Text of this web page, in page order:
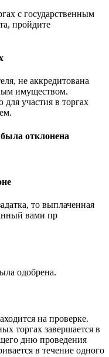
с государственным
пройдите
не аккредитована
имуществом.
участия в торгах
отклонена
то выплаченная
вами пр
одобрена.
на проверке.
торгах завершается в
дню проведения
в течение одного